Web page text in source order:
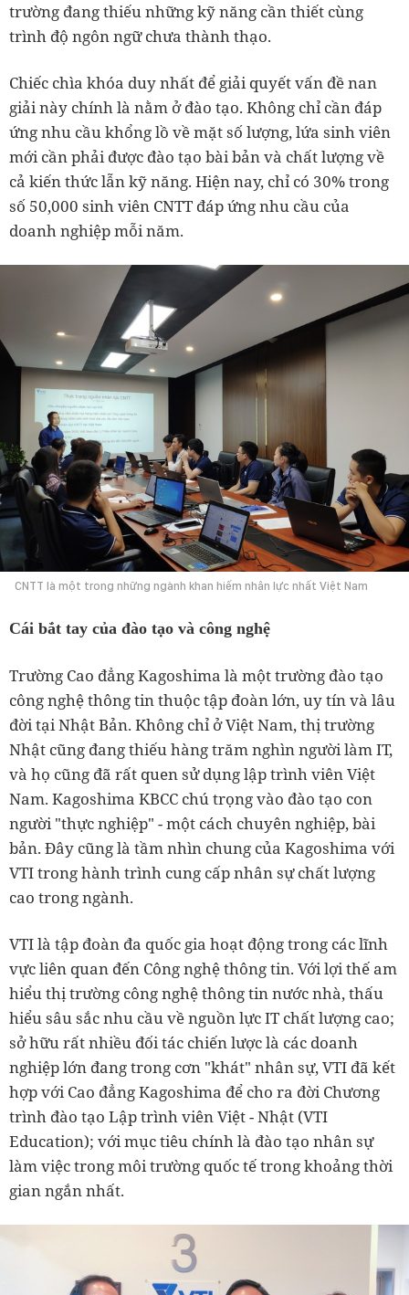
trường đang thiếu những kỹ năng cần thiết cùng
trình độ ngôn ngữ chưa thành thạo.
Chiếc chìa khóa duy nhất để giải quyết vấn đề nan
giải này chính là nằm ở đào tạo. Không chỉ cần đáp
ứng nhu cầu khổng lồ về mặt số lượng, lứa sinh viên
mới cần phải được đào tạo bài bản và chất lượng về
cả kiến thức lẫn kỹ năng. Hiện nay, chỉ có 30% trong
số 50,000 sinh viên CNTT đáp ứng nhu cầu của
doanh nghiệp mỗi năm.
CNTT là một trong những ngành khan hiếm nhân lực nhất Việt Nam
Cái bắt tay của đào tạo và công nghệ
Trường Cao đẳng Kagoshima là một trường đào tạo
công nghệ thông tin thuộc tập đoàn lớn, uy tín và lâu
đời tại Nhật Bản. Không chỉ ở Việt Nam, thị trường
Nhật cũng đang thiếu hàng trăm nghìn người làm IT,
và họ cũng đã rất quen sử dụng lập trình viên Việt
Nam. Kagoshima KBCC chú trọng vào đào tạo con
người "thực nghiệp" - một cách chuyên nghiệp, bài
bản. Đây cũng là tầm nhìn chung của Kagoshima với
VTI trong hành trình cung cấp nhân sự chất lượng
cao trong ngành.
VTI là tập đoàn đa quốc gia hoạt động trong các lĩnh
vực liên quan đến Công nghệ thông tin. Với lợi thế am
hiểu thị trường công nghệ thông tin nước nhà, thấu
hiểu sâu sắc nhu cầu về nguồn lực IT chất lượng cao;
sở hữu rất nhiều đối tác chiến lược là các doanh
nghiệp lớn đang trong cơn "khát" nhân sự, VTI đã kết
hợp với Cao đẳng Kagoshima để cho ra đời Chương
trình đào tạo Lập trình viên Việt - Nhật (VTI
Education); với mục tiêu chính là đào tạo nhân sự
làm việc trong môi trường quốc tế trong khoảng thời
gian ngắn nhất.